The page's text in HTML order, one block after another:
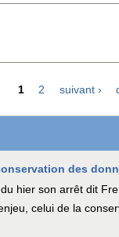
1 2 suivant ›
des
hier son arrêt dit
celui de la